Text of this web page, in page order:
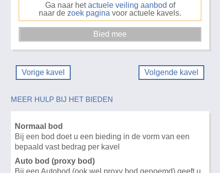
Ga naar hetactuele veiling aanbod of
naar de zoek pagina voor actuele kavels.
Vorige kavel Volgende kavel
MEER HULP BIJ HET BIEDEN
Normaal bod
Bij een bod doet u een bieding in de vorm van een
bepaald vast bedrag per kavel
Auto bod (proxy bod)
Bij een Autobod (ook wel proxy bod genoemd) geeft u